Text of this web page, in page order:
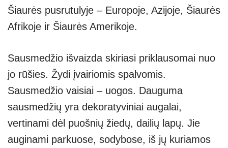
Šiaurės pusrutulyje – Europoje, Azijoje, Šiaurės
Afrikoje ir Šiaurės Amerikoje.
Sausmedžio išvaizda skiriasi priklausomai nuo
jo rūšies. Žydi įvairiomis spalvomis.
Sausmedžio vaisiai – uogos. Dauguma
sausmedžių yra dekoratyviniai augalai,
vertinami dėl puošnių žiedų, dailių lapų. Jie
auginami parkuose, sodybose, iš jų kuriamos